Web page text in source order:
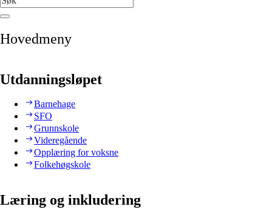
Hovedmeny
Utdanningsløpet
Barnehage
SFO
Grunnskole
Videregående
Opplæring for voksne
Folkehøgskole
Læring og inkludering